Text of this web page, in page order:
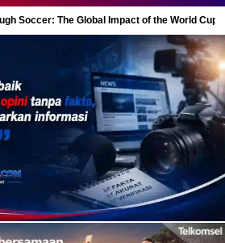
Soccer: The Global Impact of the World Cup